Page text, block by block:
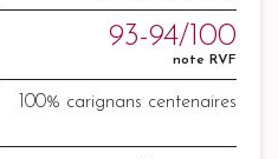
93-94/100
note RVF
100% carignans centenaires